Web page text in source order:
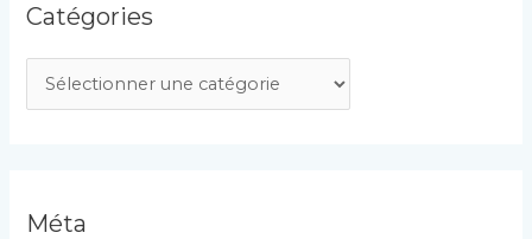
Catégories
a
gMéta